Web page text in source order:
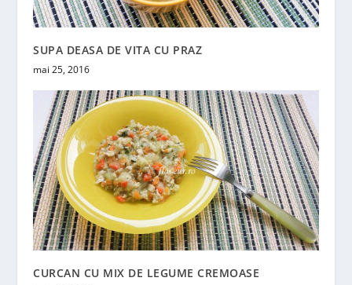
SUPA DEASA DE VITA CU PRAZ
mai 25, 2016
CURCAN CU MIX DE LEGUME CREMOASE